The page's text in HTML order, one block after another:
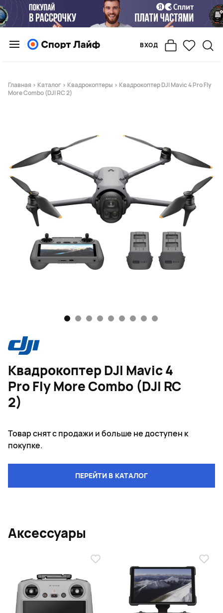
ВХОД
Главная > Каталог > Квадрокоптеры > Квадрокоптер DJI Mavic 4 Pro Fly
More Combo (DJI RC 2)
Квадрокоптер DJI Mavic 4
Pro Fly More Combo (DJI RC
2)
Товар снят с продажи и больше не доступен к
покупке.
ПЕРЕЙТИ В КАТАЛОГ
1 2 3 4 5 6 7 8 9
Аксессуары